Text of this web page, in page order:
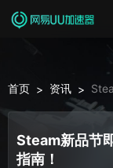
首页 > 资讯 >
指南
Steam新品节
指南！